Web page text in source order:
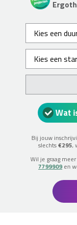
Wat
Bij jouw
slechts €295,
Wil je graag
7799909 en